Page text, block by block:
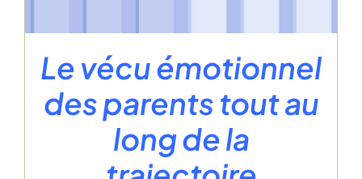
Le vécu émotionnel
des parents tout au
long de la